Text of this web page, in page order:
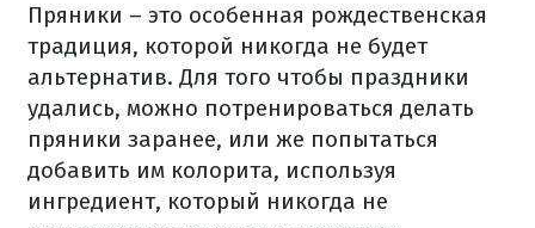
Пряники – это особенная рождественская
традиция, которой никогда не будет
альтернатив. Для того чтобы праздники
удались, можно потренироваться делать
пряники заранее, или же попытаться
добавить им колорита, используя
ингредиент, который никогда не